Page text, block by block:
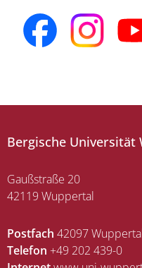
Bergische Universität
Gaußstraße 20
42119 Wuppertal
Postfach 42097
Telefon +49 202 439-0